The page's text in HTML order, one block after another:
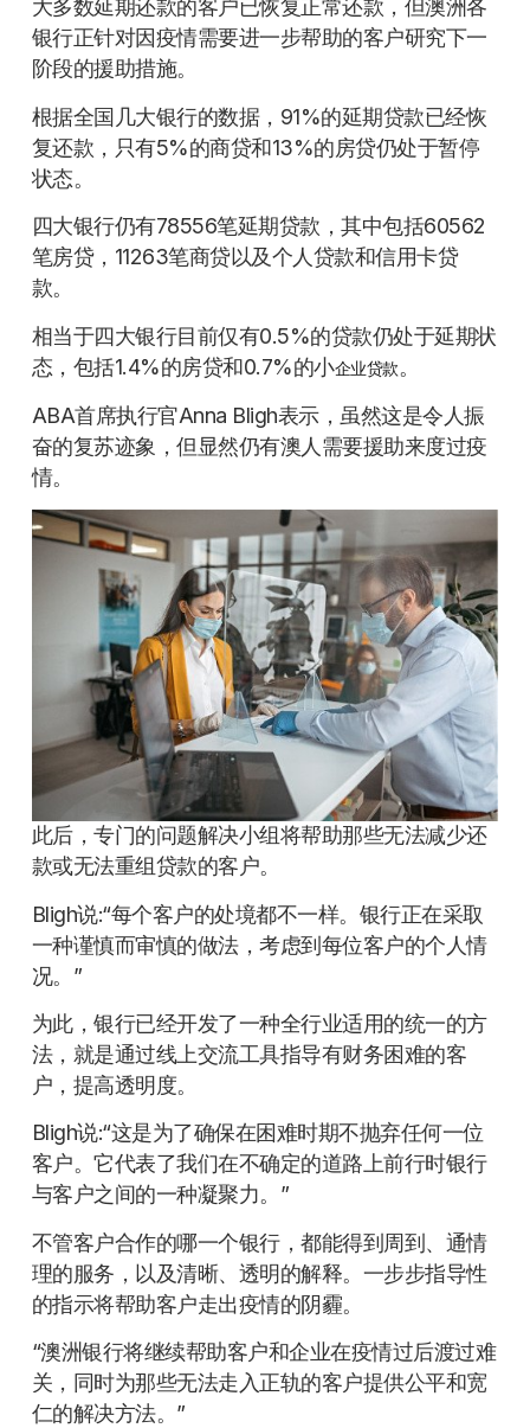
大多数延期还款的客户已恢复正常还款，但澳洲各
银行正针对因疫情需要进一步帮助的客户研究下一
阶段的援助措施。
根据全国几大银行的数据，91%的延期贷款已经恢
复还款，只有5%的商贷和13%的房贷仍处于暂停
状态。
四大银行仍有78556笔延期贷款，其中包括60562
笔房贷，11263笔商贷以及个人贷款和信用卡贷
款。
相当于四大银行目前仅有0.5%的贷款仍处于延期状
态，包括1.4%的房贷和0.7%的小企业贷款。
ABA首席执行官Anna Bligh表示，虽然这是令人振
奋的复苏迹象，但显然仍有澳人需要援助来度过疫
情。
此后，专门的问题解决小组将帮助那些无法减少还
款或无法重组贷款的客户。
Bligh说:“每个客户的处境都不一样。银行正在采取
一种谨慎而审慎的做法，考虑到每位客户的个人情
况。”
为此，银行已经开发了一种全行业适用的统一的方
法，就是通过线上交流工具指导有财务困难的客
户，提高透明度。
Bligh说:“这是为了确保在困难时期不抛弃任何一位
客户。它代表了我们在不确定的道路上前行时银行
与客户之间的一种凝聚力。”
不管客户合作的哪一个银行，都能得到周到、通情
理的服务，以及清晰、透明的解释。一步步指导性
的指示将帮助客户走出疫情的阴霾。
“澳洲银行将继续帮助客户和企业在疫情过后渡过难
关，同时为那些无法走入正轨的客户提供公平和宽
仁的解决方法。”